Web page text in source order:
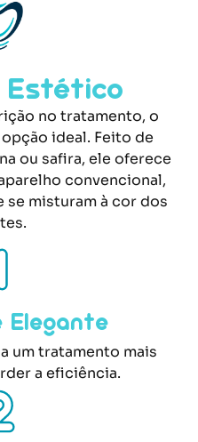
Estético
no tratamento, o
ideal. Feito de
ou safira, ele oferece
convencional,
se misturam à cor dos
Elegante
um tratamento mais
a eficiência.